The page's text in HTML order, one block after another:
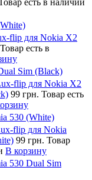
flip для Nokia X2
Товар есть в
Sim (Black)
flip для Nokia X2
99 грн. Товар есть
530 (White)
flip для Nokia
99 грн. Товар
В корзину
530 Dual Sim